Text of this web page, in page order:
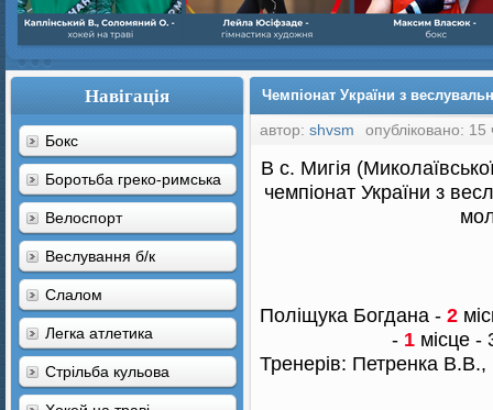
Навігація
Бокс
Боротьба греко-римська
Велоспорт
Веслування б/к
Cлалом
Легка атлетика
Стрільба кульова
Чемпіонат України з
автор: shvsm опубліковано:
В с. Мигія
чемпіонат України з
Поліщука Богдана - 2
- 1 місце -
Тренерів: Петренка